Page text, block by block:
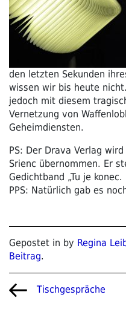
den letzten Sekunden
wissen wir bis heute
jedoch mit diesem
Vernetzung von
Geheimdiensten.
PS: Der Drava Verlag
Srienc übernommen. Er
Gedichtband „Tu je
PPS: Natürlich gab es
Gepostet in by Regina
Beitrag.
VorherigerTischgespräche